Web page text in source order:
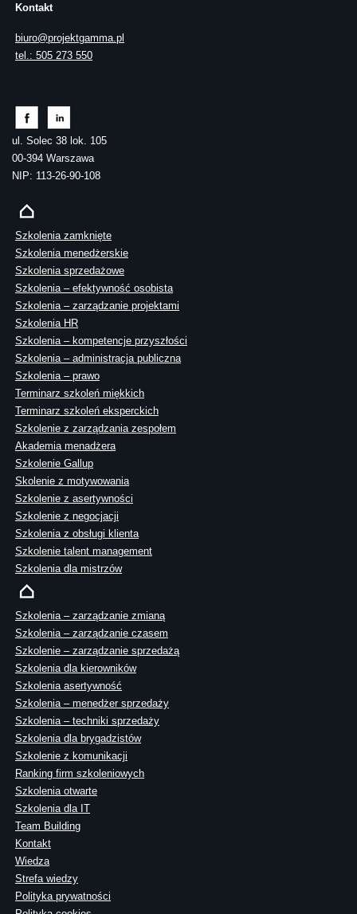
Kontakt
biuro@projektgamma.pl
tel.: 505 273 550
ul. Solec 38 lok. 105
00-394 Warszawa
NIP: 113-26-90-108
Szkolenia zamknięte
Szkolenia menedżerskie
Szkolenia sprzedażowe
Szkolenia – efektywność osobista
Szkolenia – zarządzanie projektami
Szkolenia HR
Szkolenia – kompetencje przyszłości
Szkolenia – administracja publiczna
Szkolenia – prawo
Terminarz szkoleń miękkich
Terminarz szkoleń eksperckich
Szkolenie z zarządzania zespołem
Akademia menadżera
Szkolenie Gallup
Skolenie z motywowania
Szkolenie z asertywności
Szkolenie z negocjacji
Szkolenia z obsługi klienta
Szkolenie talent management
Szkolenia dla mistrzów
Szkolenia – zarządzanie zmianą
Szkolenia – zarządzanie czasem
Szkolenie – zarządzanie sprzedażą
Szkolenia dla kierowników
Szkolenia asertywność
Szkolenia – menedżer sprzedaży
Szkolenia – techniki sprzedaży
Szkolenia dla brygadzistów
Szkolenie z komunikacji
Ranking firm szkoleniowych
Szkolenia otwarte
Szkolenia dla IT
Team Building
Kontakt
Wiedza
Strefa wiedzy
Polityka prywatności